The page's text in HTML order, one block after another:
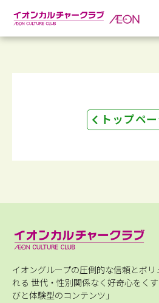
トップペ
イオングループの圧倒的な信頼とボ
れる 世代・性別関係なく好奇心をく
びと体験型のコンテンツ」